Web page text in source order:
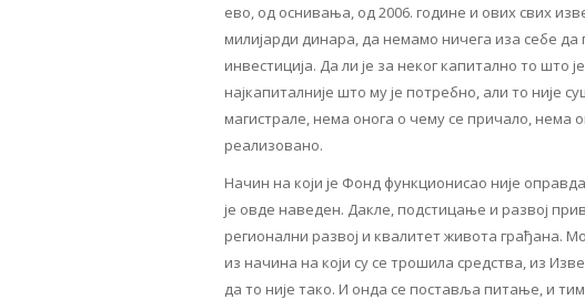
ево, од оснивања, од 2006. године и ових свих
милијарди динара, да немамо ничега иза себе
инвестиција. Да ли је за неког капитално то што
најкапиталније што му је потребно, али то није
магистрале, нема онога о чему се причало, нема
реализовано.
Начин на који је Фонд функционисао није
је овде наведен. Дакле, подстицање и развој
регионални развој и квалитет живота грађана.
из начина на који су се трошила средства, из
да то није тако. И онда се поставља питање, и